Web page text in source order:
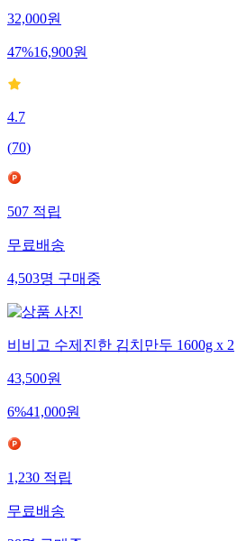
32,000원
47%16,900원
4.7
(70)
507적립
무료배송
4,503명구매중
비비고 수제진한 김치만두 1600g x 2
43,500원
6%41,000원
1,230적립
무료배송